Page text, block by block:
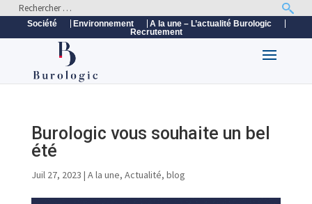
Société Environnement
A la une – L’actualité Burologic
Recrutement
Burologic vous souhaite un bel
été
Juil 27, 2023 | A la une, Actualité, blog